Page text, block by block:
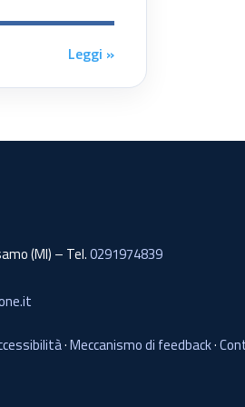
Leggi »
(MI) – Tel.0291974839
·Meccanismo di feedback·